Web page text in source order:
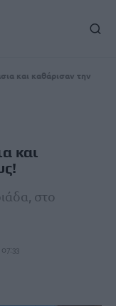
και καθάρισαν την
και
στο
07:33